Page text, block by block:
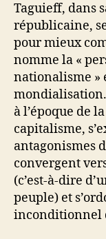
Taguieff, dans
républicaine,
pour mieux
nomme la «
nationalisme »
mondialisation.
à l’époque de
capitalisme,
antagonismes
convergent
(c’est-à-dire
peuple) et
inconditionnel